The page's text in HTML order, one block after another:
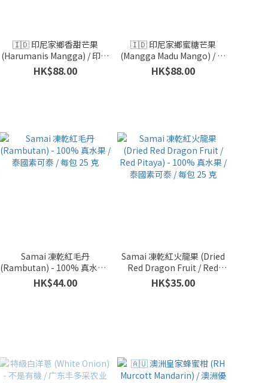
🇮🇩 印尼家鄉香甜芒果
(Harumanis Mangga) / 印尼
水果及清真系列 / 印尼 / 每 兩
個 大約800克
HK$88.00
🇮🇩 印尼家鄉蜜糖芒果
(Mangga Madu Mango) / 印
尼水果及清真系列 / 印尼 / 每 1
份 大約800克
HK$88.00
Samai 凍乾紅毛丹
(Rambutan) - 100% 真水果 /
泰國素可泰 / 每包 25 克
HK$44.00
Samai 凍乾紅火龍果 (Dried
Red Dragon Fruit / Red
Pitaya) - 100% 真水果 / 泰國
素可泰 / 每包 25 克
HK$35.00